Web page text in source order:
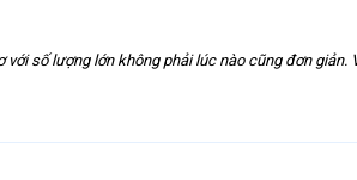
số lượng lớn không phải lúc nào cũng đơn giản.